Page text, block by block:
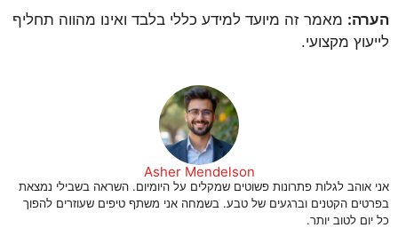
הערה: מאמר זה מיועד למידע כללי בלבד ואינו מהווה תחליף
לייעוץ מקצועי.
Asher Mendelson
אני אוהב לגלות פתרונות פשוטים שמקלים על היומיום. השראה בשבילי נמצאת
בפרטים הקטנים וברגעים של טבע. בשמחה אני משתף טיפים שעוזרים להפוך
כל יום לטוב יותר.